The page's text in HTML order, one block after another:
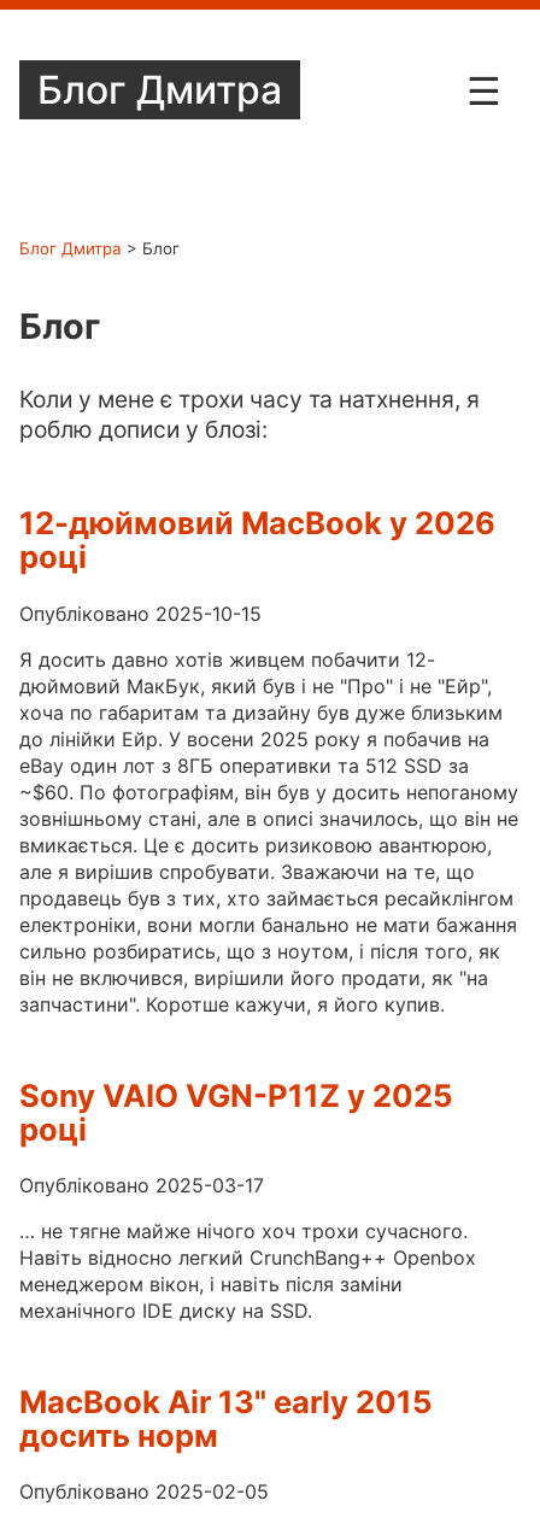
Блог Дмитра ☰
Блог Дмитра > Блог
Блог
Коли у мене є трохи часу та натхнення, я
роблю дописи у блозі:
12-дюймовий MacBook у 2026
році
Опубліковано 2025-10-15
Я досить давно хотів живцем побачити 12-
дюймовий МакБук, який був і не "Про" і не "Ейр",
хоча по габаритам та дизайну був дуже близьким
до лінійки Ейр. У восени 2025 року я побачив на
eBay один лот з 8ГБ оперативки та 512 SSD за
~$60. По фотографіям, він був у досить непоганому
зовнішньому стані, але в описі значилось, що він не
вмикається. Це є досить ризиковою авантюрою,
але я вирішив спробувати. Зважаючи на те, що
продавець був з тих, хто займається ресайклінгом
електроніки, вони могли банально не мати бажання
сильно розбиратись, що з ноутом, і після того, як
він не включився, вирішили його продати, як "на
запчастини". Коротше кажучи, я його купив.
Sony VAIO VGN-P11Z у 2025
році
Опубліковано 2025-03-17
… не тягне майже нічого хоч трохи сучасного.
Навіть відносно легкий CrunchBang++ Openbox
менеджером вікон, і навіть після заміни
механічного IDE диску на SSD.
MacBook Air 13" early 2015
досить норм
Опубліковано 2025-02-05